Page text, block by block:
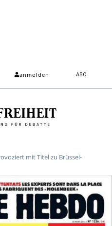
anmelden ABO
mit Titel zu Brüssel-